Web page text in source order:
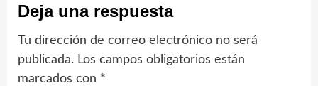
Deja una respuesta
Tu dirección de correo electrónico no será
publicada. Los campos obligatorios están
marcados con *